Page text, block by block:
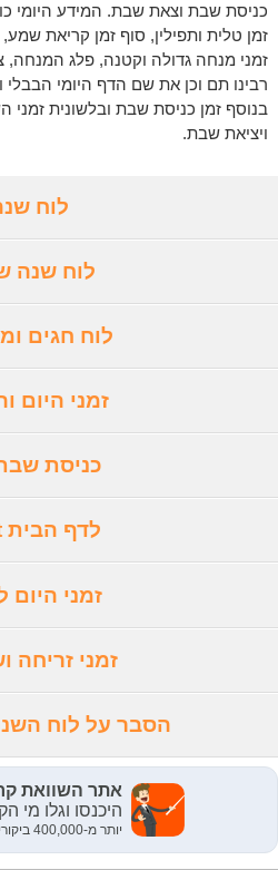
כניסת שבת וצאת שבת. המידע היומי
זמן טלית ותפילין, סוף זמן קריאת
זמני מנחה גדולה וקטנה, פלג המנחה,
רבינו תם וכן את שם הדף היומי הבבלי
בנוסף זמן כניסת שבת ובלשונית זמני
ויציאת שבת.
לוח
לוח שנה
לוח חגים
זמני היום
כניסת
לדף הבית 2net
זמני היום
זמני זריחה
הסבר על לוח